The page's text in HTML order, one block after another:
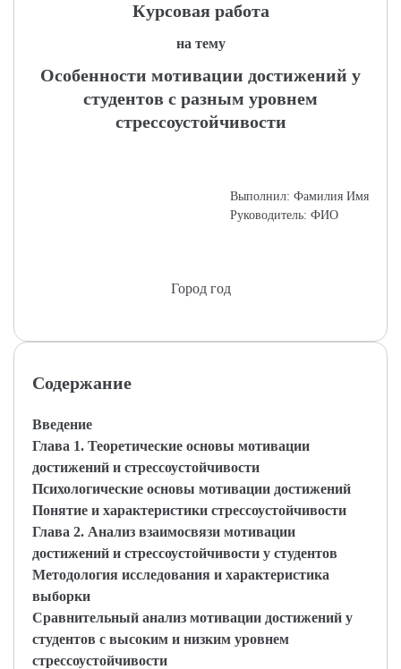
Курсовая работа
на тему
Особенности мотивации достижений у
студентов с разным уровнем
стрессоустойчивости
Выполнил: Фамилия Имя
Руководитель: ФИО
Город год
Содержание
Введение
Глава 1. Теоретические основы мотивации
достижений и стрессоустойчивости
Психологические основы мотивации достижений
Понятие и характеристики стрессоустойчивости
Глава 2. Анализ взаимосвязи мотивации
достижений и стрессоустойчивости у студентов
Методология исследования и характеристика
выборки
Сравнительный анализ мотивации достижений у
студентов с высоким и низким уровнем
стрессоустойчивости